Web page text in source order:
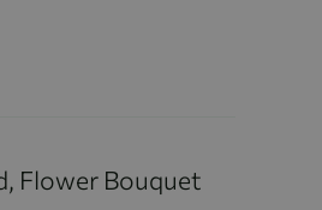
Flower Bouquet